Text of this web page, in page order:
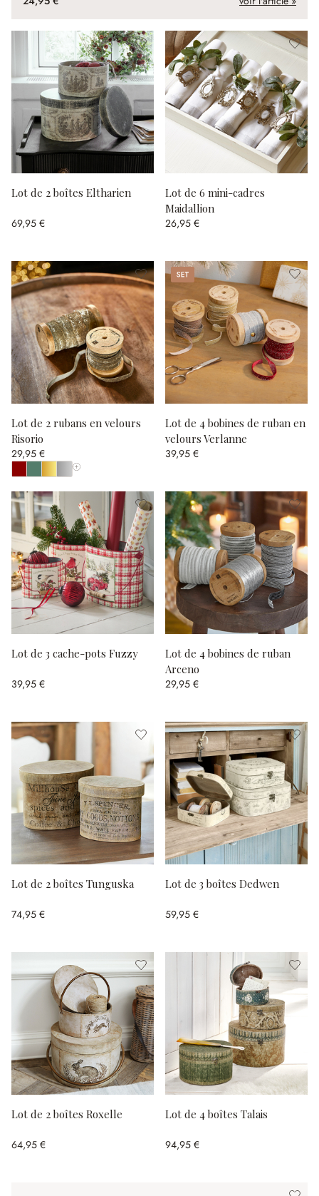
Lot de 2 boîtes Eltharien
69,95 €
Lot de 6 mini-cadres
Maidallion
26,95 €
Lot de 2 rubans en velours
Risorio
29,95 €
Afficher toutes les couleurs
Set
Lot de 4 bobines de ruban en
velours Verlanne
39,95 €
Lot de 3 cache-pots Fuzzy
39,95 €
Lot de 4 bobines de ruban
Arceno
29,95 €
Lot de 2 boîtes Tunguska
74,95 €
Lot de 3 boîtes Dedwen
59,95 €
Lot de 2 boîtes Roxelle
64,95 €
Lot de 4 boîtes Talais
94,95 €